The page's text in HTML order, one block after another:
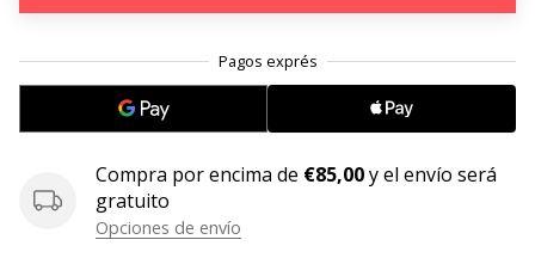
Weplayvolleyball!
¿Te
consideras
¡Te
queremos
Compra por encima de €85,00y el envío será
gratuito
Opciones de envío